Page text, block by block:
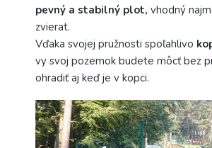
pevný a stabilný plot, vhodný
zvierat.
Vďaka svojej pružnosti spoľahlivo
vy svoj pozemok budete môcť bez
ohradiť aj keď je v kopci.